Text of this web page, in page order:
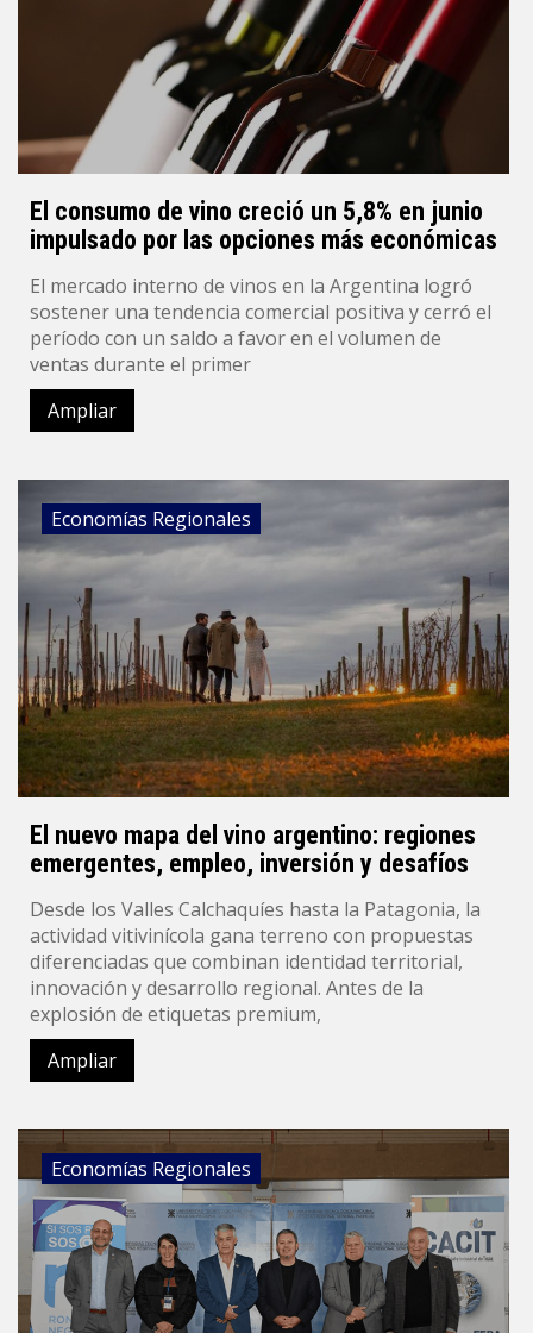
El consumo de vino creció un 5,8% en junio
impulsado por las opciones más económicas
El mercado interno de vinos en la Argentina logró
sostener una tendencia comercial positiva y cerró el
período con un saldo a favor en el volumen de
ventas durante el primer
Ampliar
Economías Regionales
El nuevo mapa del vino argentino: regiones
emergentes, empleo, inversión y desafíos
Desde los Valles Calchaquíes hasta la Patagonia, la
actividad vitivinícola gana terreno con propuestas
diferenciadas que combinan identidad territorial,
innovación y desarrollo regional. Antes de la
explosión de etiquetas premium,
Ampliar
Economías Regionales